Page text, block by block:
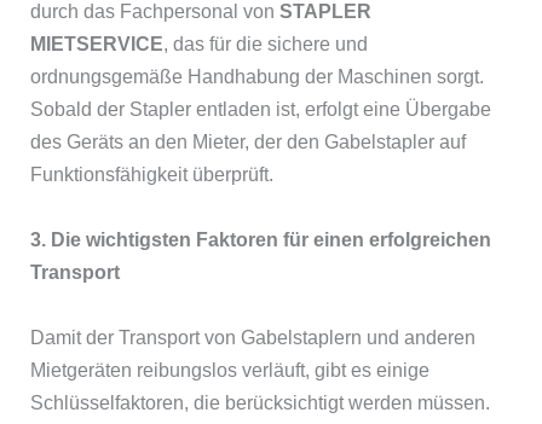
durch das Fachpersonal von STAPLER
MIETSERVICE, das für die sichere und
ordnungsgemäße Handhabung der Maschinen sorgt.
Sobald der Stapler entladen ist, erfolgt eine Übergabe
des Geräts an den Mieter, der den Gabelstapler auf
Funktionsfähigkeit überprüft.
3. Die wichtigsten Faktoren für einen erfolgreichen
Transport
Damit der Transport von Gabelstaplern und anderen
Mietgeräten reibungslos verläuft, gibt es einige
Schlüsselfaktoren, die berücksichtigt werden müssen.